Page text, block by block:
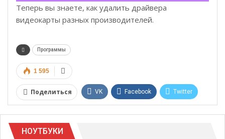
Теперь вы знаете, как удалить драйвера
видеокарты разных производителей.
Программы
1 595
Поделиться VK Facebook Twitter
Telegram
НОУТБУКИ